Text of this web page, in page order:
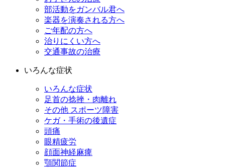
部活動をガンバル君へ
楽器を演奏される方へ
ご年配の方へ
治りにくい方へ
交通事故の治療
いろんな症状
いろんな症状
足首の捻挫・肉離れ
その他 スポーツ障害
ケガ・手術の後遺症
頭痛
眼精疲労
顔面神経麻痺
顎関節症